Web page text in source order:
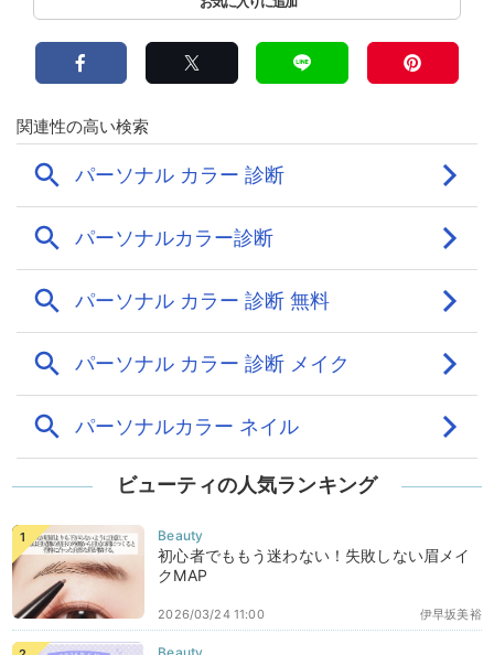
ビューティの人気ランキング
初心者でももう迷わない！失敗しない眉メイ
クMAP
伊早坂美裕
2026/03/24 11:00